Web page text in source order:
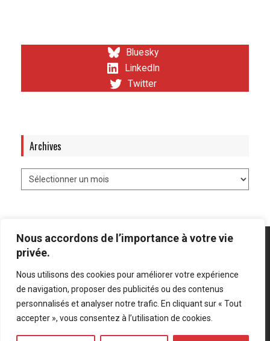
Nous accordons de l’importance à votre vie
privée.
Nous utilisons des cookies pour améliorer votre expérience
de navigation, proposer des publicités ou des contenus
personnalisés et analyser notre trafic. En cliquant sur « Tout
accepter », vous consentez à l’utilisation de cookies.
Bluesky
LinkedIn
Twitter
Archives
Mentions légales Politique de confidentialité
Bluesky
LinkedIn
Twitter